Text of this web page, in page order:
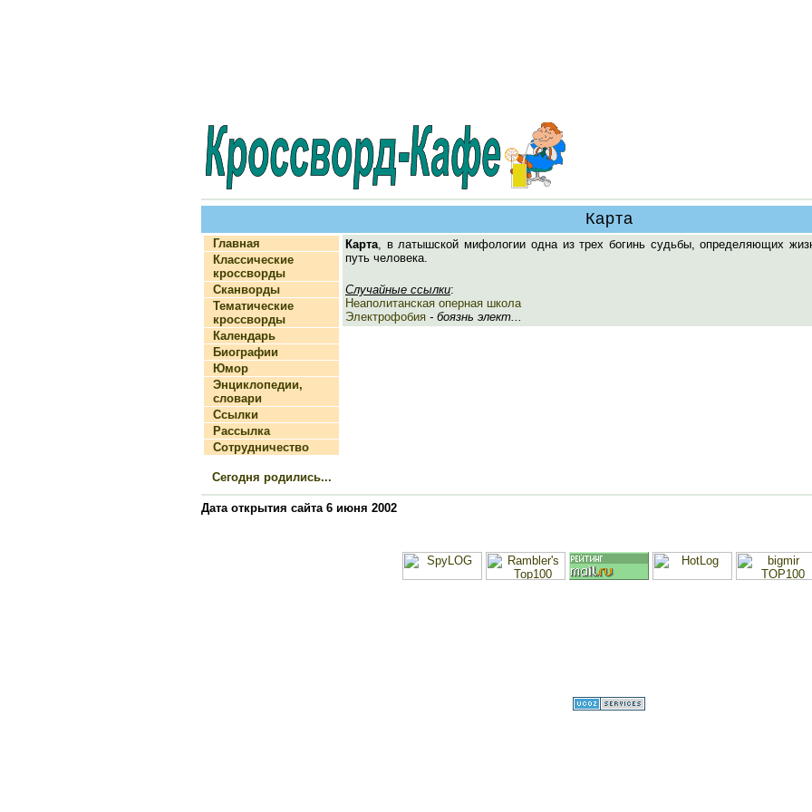
Карта
Главная
Классические
кроссворды
Сканворды
Тематические
кроссворды
Календарь
Биографии
Юмор
Энциклопедии,
словари
Ссылки
Рассылка
Сотрудничество
Сегодня родились...
Карта, в латышской мифологии одна из трех богинь судьбы, определяющих
путь человека.
Случайные ссылки:
Неаполитанская оперная школа
Электрофобия - боязнь элект...
Дата открытия сайта 6 июня 2002